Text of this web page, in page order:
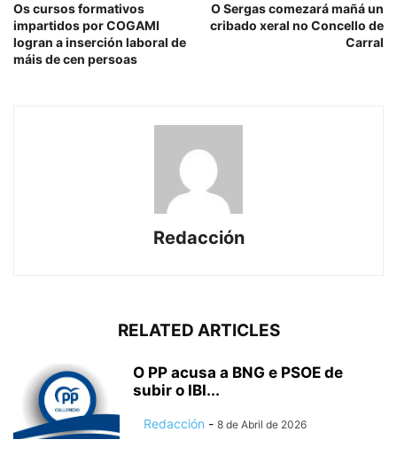
Os cursos formativos
impartidos por COGAMI
logran a inserción laboral de
máis de cen persoas
O Sergas comezará mañá un
cribado xeral no Concello de
Carral
Redacción
RELATED ARTICLES
O PP acusa a BNG e PSOE de
subir o IBI...
Redacción - 8 de Abril de 2026